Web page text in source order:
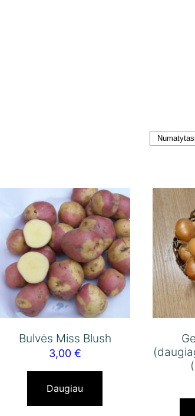
Bulvės Miss Blush
3,00 €
Daugiau